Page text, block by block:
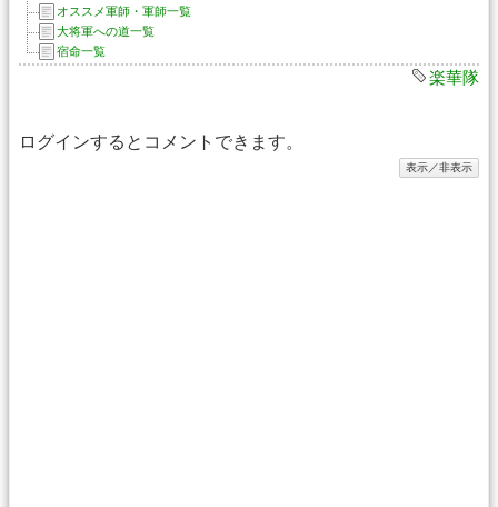
オススメ軍師・軍師一覧
大将軍への道一覧
宿命一覧
楽華隊
ログインするとコメントできます。